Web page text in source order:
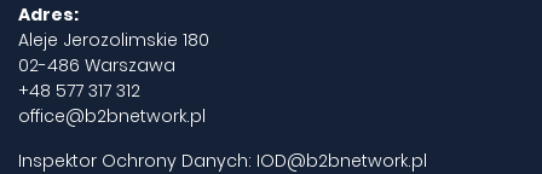
Adres:
Aleje Jerozolimskie 180
02-486 Warszawa
+48 577 317 312
office@b2bnetwork.pl
Inspektor Ochrony Danych: IOD@b2bnetwork.pl